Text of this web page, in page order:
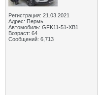
Регистрация: 21.03.2021
Адрес: Пермь
Автомобиль: GFK11-51-ХВ1
Возраст: 64
Сообщений: 6,713